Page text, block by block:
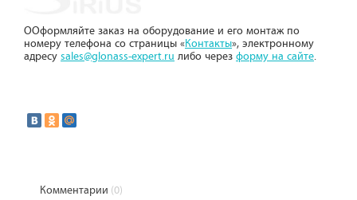
ООформляйте заказ на оборудование и его монтаж по
номеру телефона со страницы «Контакты», электронному
адресу sales@glonass-expert.ru либо через форму на сайте.
Комментарии (0)